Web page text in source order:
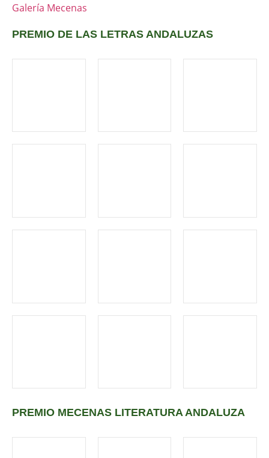
Galería Mecenas
PREMIO DE LAS LETRAS ANDALUZAS
PREMIO MECENAS LITERATURA ANDALUZA